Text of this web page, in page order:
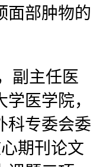
面部肿物的
副主任医
医学院，
科专委会委
期刊论文